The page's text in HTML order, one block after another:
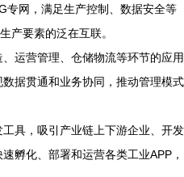
专网，满足生产控制、数据安全等
产要素的泛在互联。
运营管理、仓储物流等环节的应用
据贯通和业务协同，推动管理模式
具，吸引产业链上下游企业、开发
孵化、部署和运营各类工业APP，